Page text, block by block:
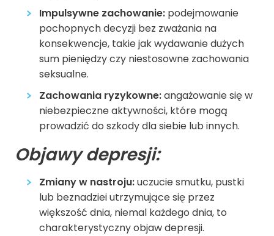
Impulsywne zachowanie: podejmowanie
pochopnych decyzji bez zważania na
konsekwencje, takie jak wydawanie dużych
sum pieniędzy czy niestosowne zachowania
seksualne.
Zachowania ryzykowne:angażowanie się w
niebezpieczne aktywności, które mogą
prowadzić do szkody dla siebie lub innych.
Objawy depresji:
Zmiany w nastroju:uczucie smutku, pustki
lub beznadziei utrzymujące się przez
większość dnia, niemal każdego dnia, to
charakterystyczny objaw depresji.